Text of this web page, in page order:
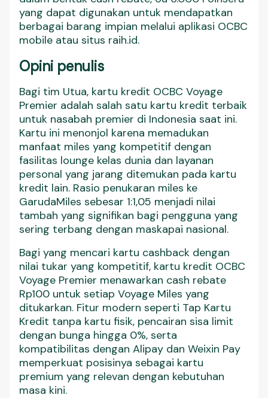
yang dapat digunakan untuk mendapatkan
berbagai barang impian melalui aplikasi OCBC
mobile atau situs raih.id.
Opini penulis
Bagi tim Utua, kartu kredit OCBC Voyage
Premier adalah salah satu kartu kredit terbaik
untuk nasabah premier di Indonesia saat ini.
Kartu ini menonjol karena memadukan
manfaat miles yang kompetitif dengan
fasilitas lounge kelas dunia dan layanan
personal yang jarang ditemukan pada kartu
kredit lain. Rasio penukaran miles ke
GarudaMiles sebesar 1:1,05 menjadi nilai
tambah yang signifikan bagi pengguna yang
sering terbang dengan maskapai nasional.
Bagi yang mencari kartu cashback dengan
nilai tukar yang kompetitif, kartu kredit OCBC
Voyage Premier menawarkan cash rebate
Rp100 untuk setiap Voyage Miles yang
ditukarkan. Fitur modern seperti Tap Kartu
Kredit tanpa kartu fisik, pencairan sisa limit
dengan bunga hingga 0%, serta
kompatibilitas dengan Alipay dan Weixin Pay
memperkuat posisinya sebagai kartu
premium yang relevan dengan kebutuhan
masa kini.